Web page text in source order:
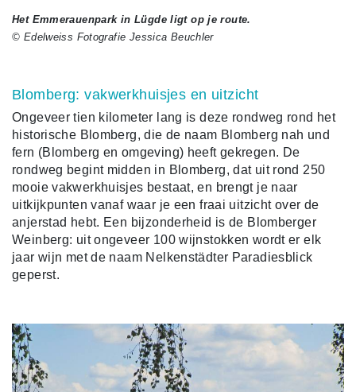
Het Emmerauenpark in Lügde ligt op je route.
© Edelweiss Fotografie Jessica Beuchler
Blomberg: vakwerkhuisjes en uitzicht
Ongeveer tien kilometer lang is deze rondweg rond het
historische Blomberg, die de naam Blomberg nah und
fern (Blomberg en omgeving) heeft gekregen. De
rondweg begint midden in Blomberg, dat uit rond 250
mooie vakwerkhuisjes bestaat, en brengt je naar
uitkijkpunten vanaf waar je een fraai uitzicht over de
anjerstad hebt. Een bijzonderheid is de Blomberger
Weinberg: uit ongeveer 100 wijnstokken wordt er elk
jaar wijn met de naam Nelkenstädter Paradiesblick
geperst.